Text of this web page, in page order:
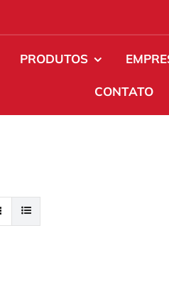
PRODUTOS
CONTATO